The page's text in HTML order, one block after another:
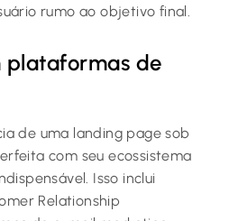
rumo ao objetivo final.
plataformas de
de uma landing page sob
com seu ecossistema
Isso inclui
Relationship